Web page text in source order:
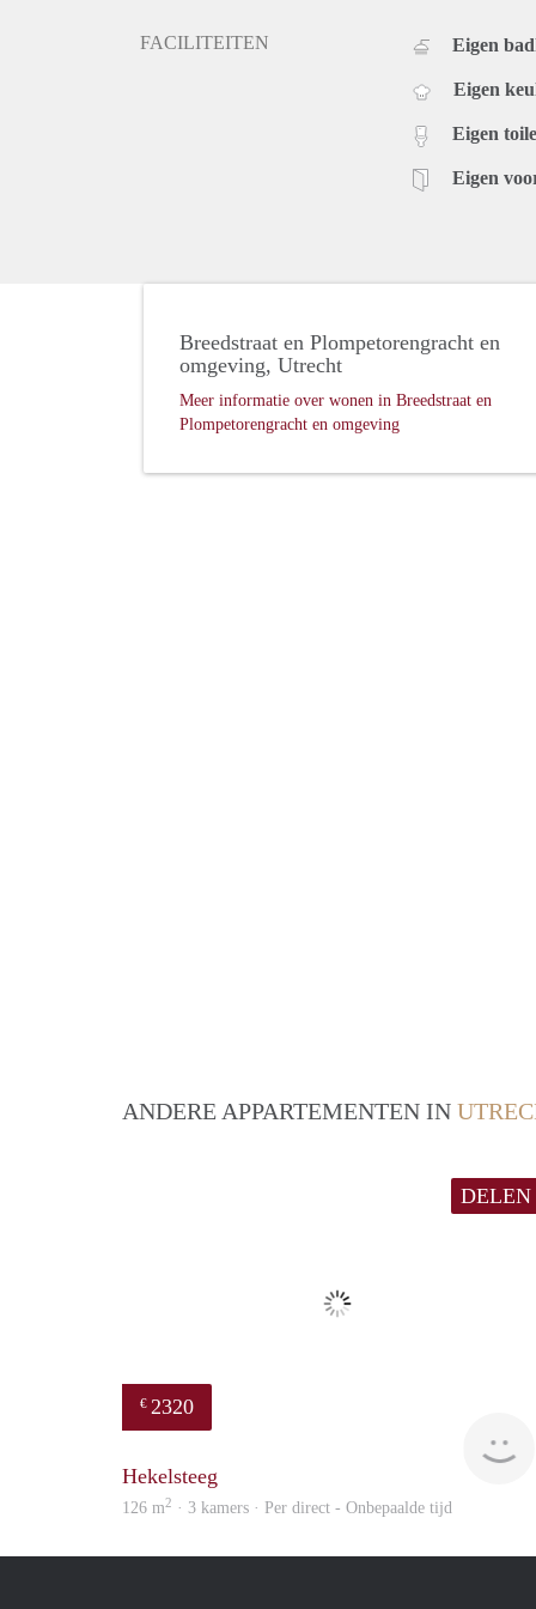
FACILITEITEN Eigen
Eigen
Eigen
Eigen
Breedstraat en Plompetorengracht en
omgeving, Utrecht
Meer informatie over wonen in Breedstraat en
Plompetorengracht en omgeving
ANDERE APPARTEMENTEN IN
DELEN
€ 2320
Hekelsteeg
126 m2 · 3 kamers · Per direct - Onbepaalde tijd